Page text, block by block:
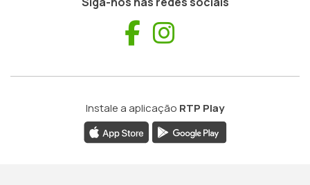
Facebook
Instale a aplicação RTP Play